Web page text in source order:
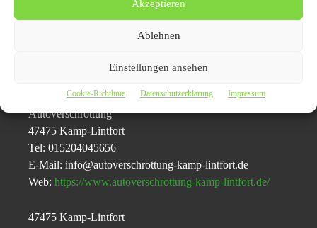
Akzeptieren
Ablehnen
Einstellungen ansehen
Cookie-Richtlinie Datenschutzerklärung Impressum
Verbrenner-Fahrzeuge, sondern insbesondere für E-Autos.
A. Lahib
Autoverschrottung
47475 Kamp-Lintfort
Tel: 015204045656
E-Mail: info@autoverschrottung-kamp-lintfort.de
Web: https://www.autoverschrottung-kamp-lintfort.de/
47475 Kamp-Lintfort